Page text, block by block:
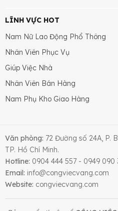
LĨNH VỰC HOT
Nam Nữ Lao Động Phổ Thông
Nhân Viên Phục Vụ
Giúp Việc Nhà
Nhân Viên Bán Hàng
Nam Phụ Kho Giao Hàng
Văn phòng: 72 Đường số 24A, P.
TP. Hồ Chí Minh.
Hotline: 0904 444 557 - 0949 090
Email: info@congviecvang.com
Website: congviecvang.com